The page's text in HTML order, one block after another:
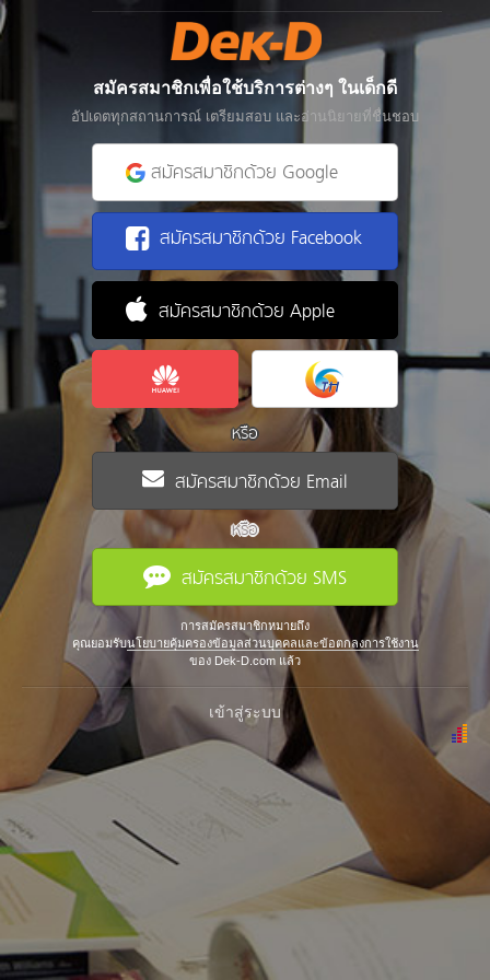
สมัครสมาชิกเพื่อใช้บริการต่างๆ ในเด็กดี
อัปเดตทุกสถานการณ์ เตรียมสอบ และอ่านนิยายที่ชื่นชอบ
สมัครสมาชิกด้วย Google
สมัครสมาชิกด้วย Facebook
สมัครสมาชิกด้วย Apple
หรือ
สมัครสมาชิกด้วย Email
หรือ
สมัครสมาชิกด้วย SMS
การสมัครสมาชิกหมายถึง
คุณยอมรับนโยบายคุ้มครองข้อมูลส่วนบุคคลและข้อตกลงการใช้งาน
ของ Dek-D.com แล้ว
เข้าสู่ระบบ